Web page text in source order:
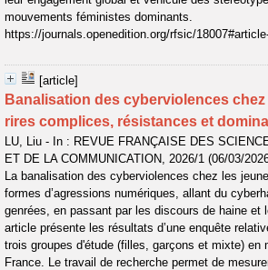
mouvements féministes dominants.
https://journals.openedition.org/rfsic/
[article]
Banalisation des cyberviolences
rires complices, résistances et
LU, Liu - In : REVUE FRANÇAISE DES
ET DE LA COMMUNICATION, 2026/1 (06/03/
La banalisation des cyberviolences chez les
formes d’agressions numériques, allant du
genrées, en passant par les discours de haine et
article présente les résultats d’une enquête
trois groupes d'étude (filles, garçons et mixte) en
France. Le travail de recherche permet de